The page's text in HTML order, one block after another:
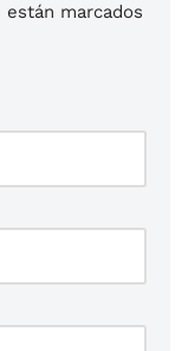
marcados